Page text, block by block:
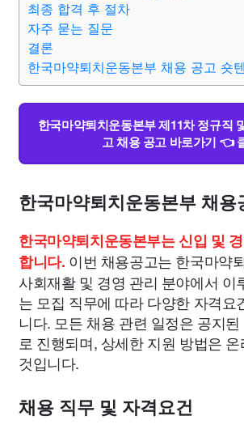
부동산 외국어
최종 합격 후 절차
자주 묻는 질문
결론
한국마약퇴치운동본부 채용 공고 숏
한국마약퇴치운동본부 제11차 정규직
고 채용 공고 바로가기 👈
한국마약퇴치운동본부 채용
한국마약퇴치운동본부는 신입 및
합니다. 이번 채용공고는 한국마약
사회재활 및 경영 관리 분야에서 이
는 모집 직무에 따라 다양한 자격요
니다. 모든 채용 관련 일정은 공지
로 진행되며, 상세한 지원 방법은
것입니다.
채용 직무 및 자격요건